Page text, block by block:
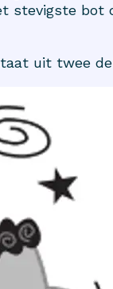
stevigste bot
uit twee